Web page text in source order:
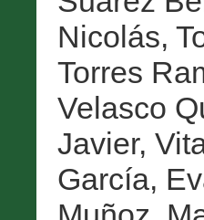
Nicolás,
Torres
Velasco
Javier,
García,